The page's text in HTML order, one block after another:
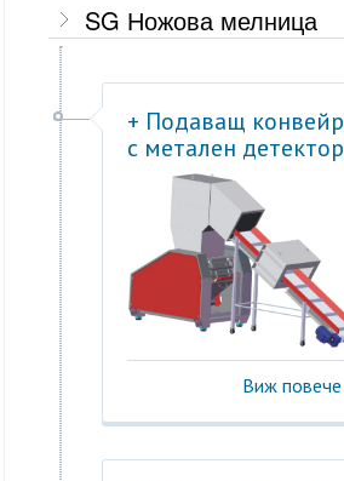
SG Ножова мелница
+ Подаващ конвейр
с метален детектор
Виж повече